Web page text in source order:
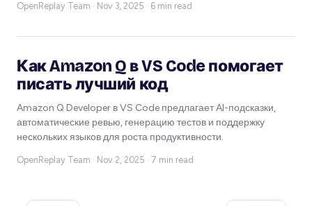
OpenReplay Team · Nov 3, 2025 · 6 min read
Как Amazon Q в VS Code помогает
писать лучший код
Amazon Q Developer в VS Code предлагает AI-подсказки,
автоматические ревью, генерацию тестов и поддержку
нескольких языков для роста продуктивности.
OpenReplay Team · Nov 2, 2025 · 7 min read